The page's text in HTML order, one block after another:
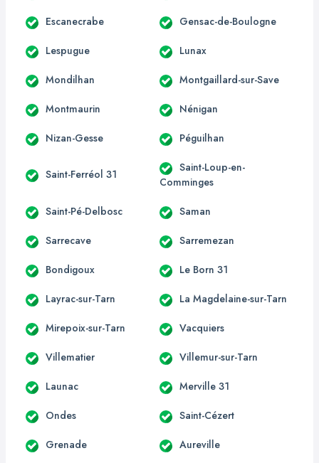
Escanecrabe Gensac-de-Boulogne
Lespugue Lunax
Mondilhan Montgaillard-sur-Save
Montmaurin Nénigan
Nizan-Gesse Péguilhan
Saint-Ferréol 31
Saint-Loup-en-
Comminges
Saint-Pé-Delbosc Saman
Sarrecave Sarremezan
Bondigoux Le Born 31
Layrac-sur-Tarn La Magdelaine-sur-Tarn
Mirepoix-sur-Tarn Vacquiers
Villematier Villemur-sur-Tarn
Launac Merville 31
Ondes Saint-Cézert
Grenade Aureville